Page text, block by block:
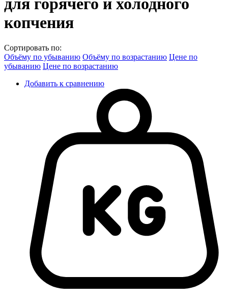
для горячего и холодного
копчения
Сортировать по:
Объёму по убыванию Объёму по возрастанию Цене по
убыванию Цене по возрастанию
Добавить к сравнению